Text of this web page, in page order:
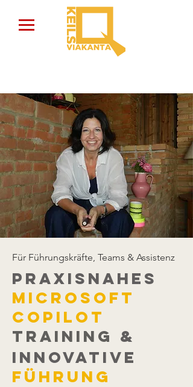
Für Führungskräfte, Teams & Assistenz
praxisnahes
microsoft
copilot
training &
innovative
führung